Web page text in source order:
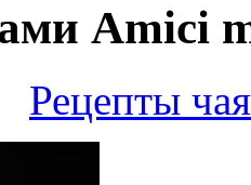
Amici
Рецепты чая